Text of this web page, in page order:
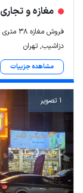
مغازه و تجاری
فروش مغازه ۳۸ متری در دزاشیب
دزاشیب, تهران
مشاهده جزییات
1 تصویر